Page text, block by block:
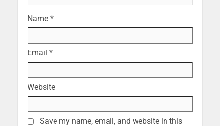
Name *
Email *
Website
Save my name, email, and website in this